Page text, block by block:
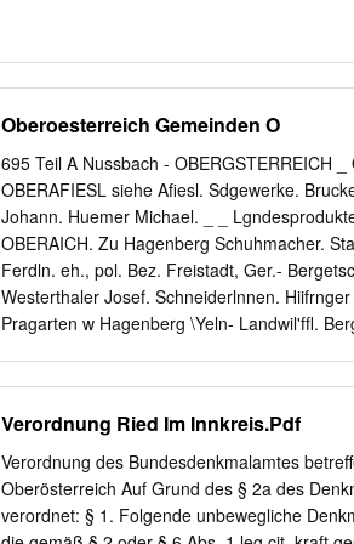
Oberoesterreich Gemeinden O
695 Teil A Nussbach - OBERGSTERREICH
OBERAFIESL siehe Afiesl. Sdgewerke.
Johann. Huemer Michael. _ _
OBERAICH. Zu Hagenberg Schuhmacher.
Ferdln. eh., pol. Bez. Freistadt, Ger.-
Westerthaler Josef. Schneiderlnnen.
Pragarten w Hagenberg \Yeln- Landwil'fﬂ.
terberger J. _- Hofauer Jos. —- —
mayr Joh. —- Peschek Florian.
lfeindlhunier Franz. OBENBERG. KGm.. zu
Matth. - Mayr- Tlschler. Hubinger Ludwig.
Mauerklrchen bofer Pet. - Stockl Gottfr. —
Verordnung Ried Im Innkreis.Pdf
Verordnung des Bundesdenkmalamtes
Oberösterreich Auf Grund des § 2a des
verordnet: § 1. Folgende unbewegliche